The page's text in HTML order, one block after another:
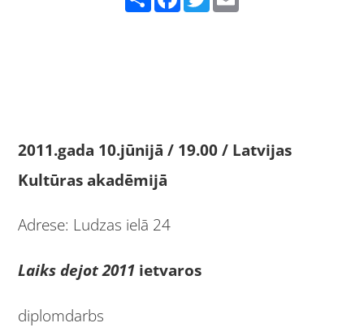
2011.gada 10.jūnijā / 19.00 / Latvijas
Kultūras akadēmijā
Adrese: Ludzas ielā 24
Laiks dejot 2011 ietvaros
diplomdarbs